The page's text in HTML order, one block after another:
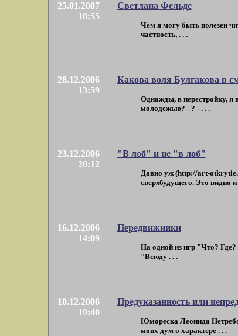
25.01.2007
18:55
Светлана Фельде
Чем я могу быть полезен
частность, . . .
28.12.2006
13:59
Какова воля Булгакова в
Однажды, в перестройку, я
молодежью? - ? - . . .
23.12.2006
20:12
"В лоб" и не "в лоб"
Давно уж (http://art-
сверхбудущего. Это видно и
16.12.2006
14:09
Передвижники
На одной из игр "Что? Где?
"Всюду . . .
10.12.2006
19:40
Предуказанность или
Юмореска Леонида
моих дум о характере . . .